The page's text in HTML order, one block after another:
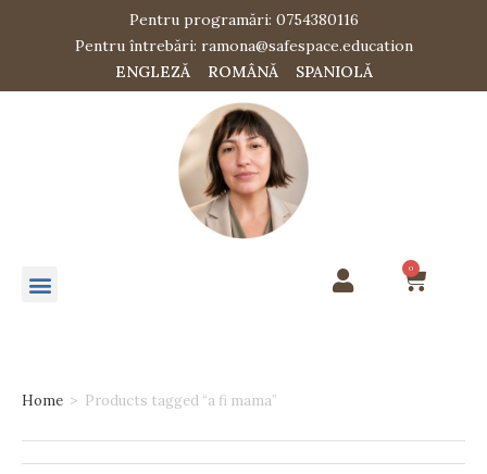
Pentru programări: 0754380116
Pentru întrebări: ramona@safespace.education
ENGLEZĂ
ROMÂNĂ SPANIOLĂ
0
Home > Products tagged “a fi mama”